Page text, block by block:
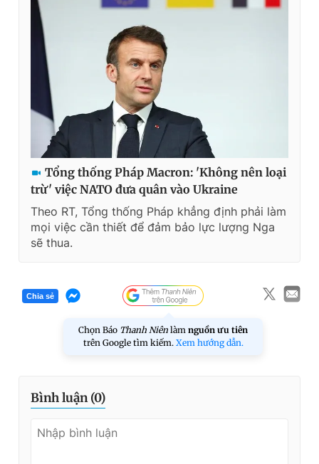
Tổng thống Pháp Macron: 'Không nên loại
trừ' việc NATO đưa quân vào Ukraine
Theo RT, Tổng thống Pháp khẳng định phải làm
mọi việc cần thiết để đảm bảo lực lượng Nga
sẽ thua.
Chia sẻ
Chọn Báo Thanh Niên làm nguồn ưu tiên
trên Google tìm kiếm. Xem hướng dẫn.
Bình luận (0)